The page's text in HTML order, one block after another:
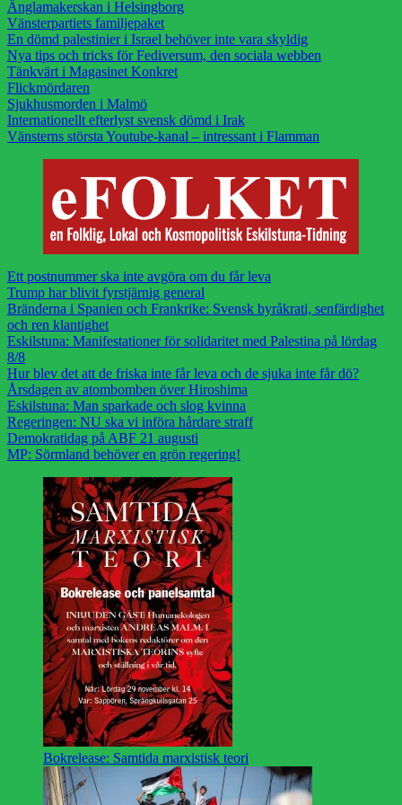
Änglamakerskan i Helsingborg
Vänsterpartiets familjepaket
En dömd palestinier i Israel behöver inte vara skyldig
Nya tips och tricks för Fediversum, den sociala webben
Tänkvärt i Magasinet Konkret
Flickmördaren
Sjukhusmorden i Malmö
Internationellt efterlyst svensk dömd i Irak
Vänsterns största Youtube-kanal – intressant i Flamman
Ett postnummer ska inte avgöra om du får leva
Trump har blivit fyrstjärnig general
Bränderna i Spanien och Frankrike: Svensk byråkrati, senfärdighet
och ren klantighet
Eskilstuna: Manifestationer för solidaritet med Palestina på lördag
8/8
Hur blev det att de friska inte får leva och de sjuka inte får dö?
Årsdagen av atombomben över Hiroshima
Eskilstuna: Man sparkade och slog kvinna
Regeringen: NU ska vi införa hårdare straff
Demokratidag på ABF 21 augusti
MP: Sörmland behöver en grön regering!
Bokrelease: Samtida marxistisk teori